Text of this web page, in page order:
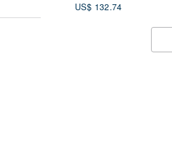
US$ 132.74